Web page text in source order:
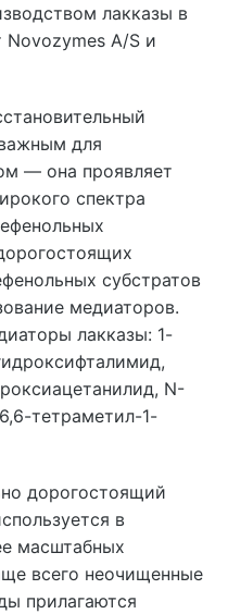
лакказы в
Novozymes A/S и
для
— она проявляет
спектра
субстратов
медиаторов.
лакказы: 1-
N-
тетраметил-1-
дорогостоящий
в
масштабных
всего неочищенные
прилагаются